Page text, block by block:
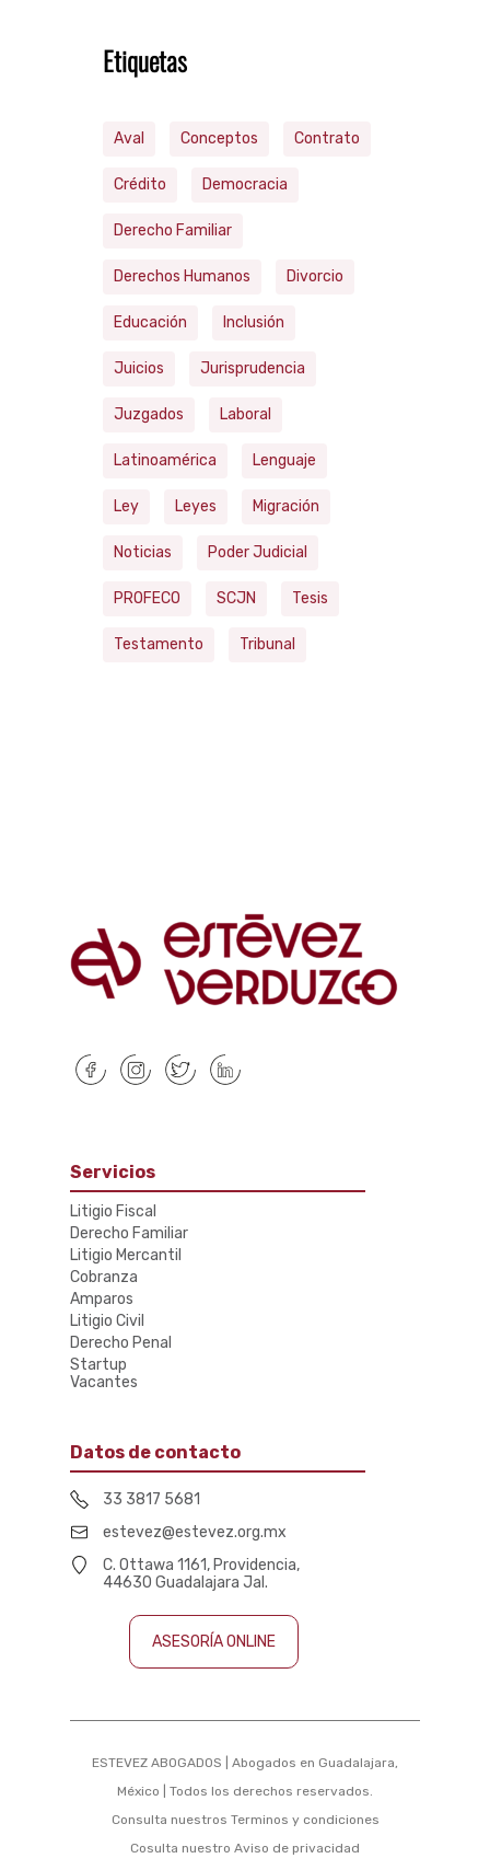
Etiquetas
Aval Conceptos Contrato
Crédito Democracia
Derecho Familiar
Derechos Humanos Divorcio
Educación Inclusión
Juicios Jurisprudencia
Juzgados Laboral
Latinoamérica Lenguaje
Ley Leyes Migración
Noticias Poder Judicial
PROFECO SCJN Tesis
Testamento Tribunal
Servicios
Litigio Fiscal
Derecho Familiar
Litigio Mercantil
Cobranza
Amparos
Litigio Civil
Derecho Penal
Startup
Vacantes
Datos de contacto
33 3817 5681
estevez@estevez.org.mx
C. Ottawa 1161, Providencia,
44630 Guadalajara Jal.
ASESORÍA ONLINE
ESTEVEZ ABOGADOS | Abogados en Guadalajara,
México | Todos los derechos reservados.
Consulta nuestros Terminos y condiciones
Cosulta nuestro Aviso de privacidad